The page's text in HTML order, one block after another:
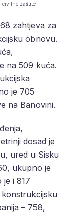
civilne zaštite
zahtjeva za
obnovu.
na 509 kuća.
je 705
na Banovini.
dosad je
ured u Sisku
ukupno je
je i 817
– 758,